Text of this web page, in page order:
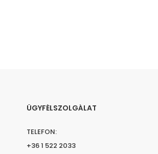
ÜGYFÉLSZOLGÁLAT
TELEFON:
+36 1 522 2033